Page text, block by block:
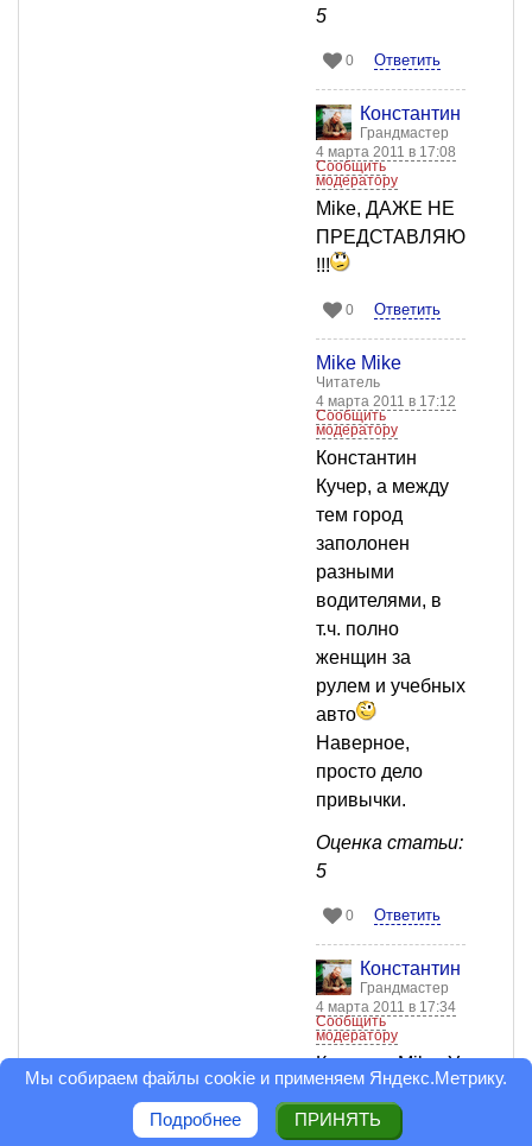
5
0 Ответить
Константин Кучер
Грандмастер
4 марта 2011 в 17:08
Сообщить
модератору
Mike, ДАЖЕ НЕ
ПРЕДСТАВЛЯЮ
!!!
0 Ответить
Mike Mike
Читатель
4 марта 2011 в 17:12
Сообщить
модератору
Константин
Кучер, а между
тем город
заполонен
разными
водителями, в
т.ч. полно
женщин за
рулем и учебных
авто
Наверное,
просто дело
привычки.
Оценка статьи:
5
0 Ответить
Константин Кучер
Грандмастер
4 марта 2011 в 17:34
Сообщить
модератору
Конечно, Mike. У
многих дрожали
коленки, когда
Мы собираем файлы cookie и применяем Яндекс.Метрику.
Подробнее ПРИНЯТЬ